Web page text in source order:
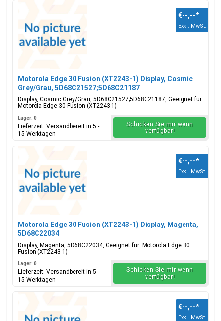
Motorola Edge 30 Fusion (XT2243-1) Display, Cosmic
Grey/Grau, 5D68C21527;5D68C21187
Display, Cosmic Grey/Grau, 5D68C21527;5D68C21187, Geeignet für:
Motorola Edge 30 Fusion (XT2243-1)
€--,--*
Exkl. MwSt.
Lager: 0
Lieferzeit: Versandbereit in 5 -
15 Werktagen
Schicken Sie mir wenn
verfügbar!
Motorola Edge 30 Fusion (XT2243-1) Display, Magenta,
5D68C22034
Display, Magenta, 5D68C22034, Geeignet für: Motorola Edge 30
Fusion (XT2243-1)
€--,--*
Exkl. MwSt.
Lager: 0
Lieferzeit: Versandbereit in 5 -
15 Werktagen
Schicken Sie mir wenn
verfügbar!
€--,--*
Exkl. MwSt.